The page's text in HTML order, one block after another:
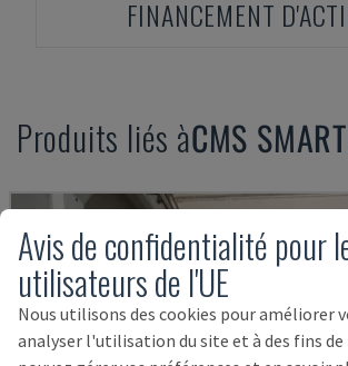
FINANCEMENT
Produits liés àCMS
Avis de confidentialité pour
utilisateurs de l'UE
Nous utilisons des cookies pour améliorer
analyser l'utilisation du site et à des fins de